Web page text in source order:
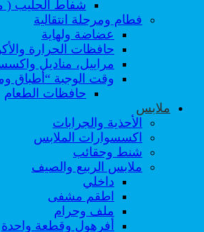
شفاط الحليب (
فطام ومرحلة انتقالية
عضاضة ولهاية
حافظات الحرارة
مراييل، مناديل
وقت الوجبة “أطباق
حافظات الطعام
ملابس
الأحذية والجرابات
اكسسوارات الملابس
شنط وحقائب
ملابس الربيع والصيف
داخلي
اطقم مشفى
ملف وحرام
أفرهول وقطعة واحدة